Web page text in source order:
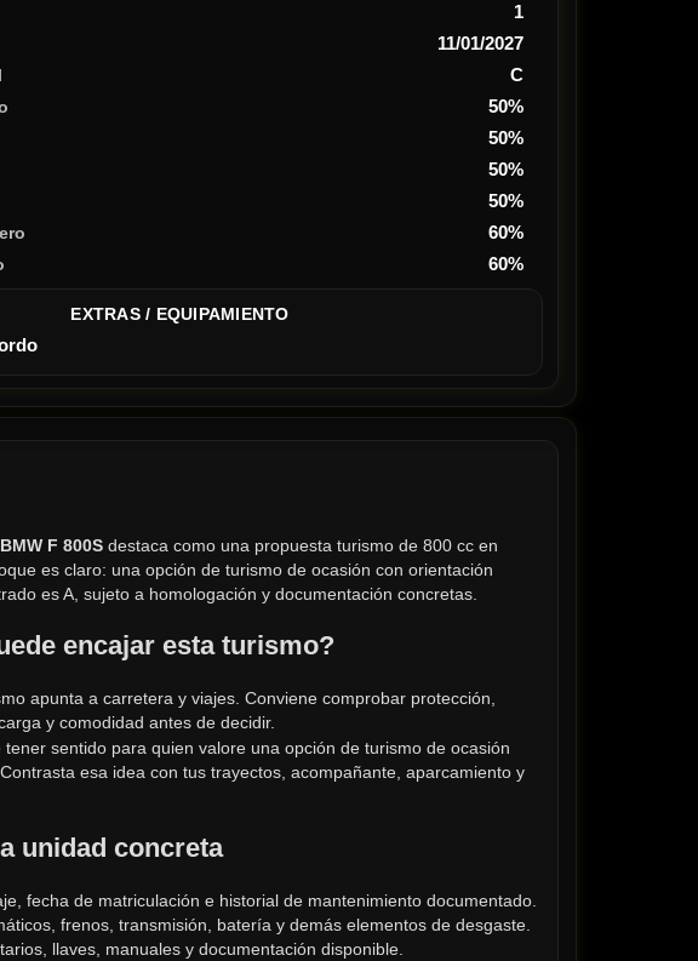
1
11/01/2027
C
50%
50%
50%
50%
60%
60%
EXTRAS / EQUIPAMIENTO
BMW F 800S destaca como una propuesta turismo de 800 cc en
es claro: una opción de turismo de ocasión con orientación
es A, sujeto a homologación y documentación concretas.
encajar esta turismo?
apunta a carretera y viajes. Conviene comprobar protección,
y comodidad antes de decidir.
tener sentido para quien valore una opción de turismo de ocasión
esa idea con tus trayectos, acompañante, aparcamiento y
unidad concreta
fecha de matriculación e historial de mantenimiento documentado.
frenos, transmisión, batería y demás elementos de desgaste.
llaves, manuales y documentación disponible.